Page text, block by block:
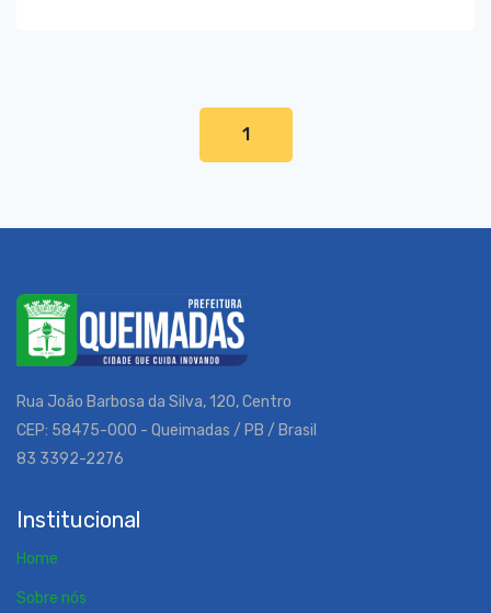
1
Rua João Barbosa da Silva, 120, Centro
CEP: 58475-000 - Queimadas / PB / Brasil
83 3392-2276
Institucional
Home
Sobre nós